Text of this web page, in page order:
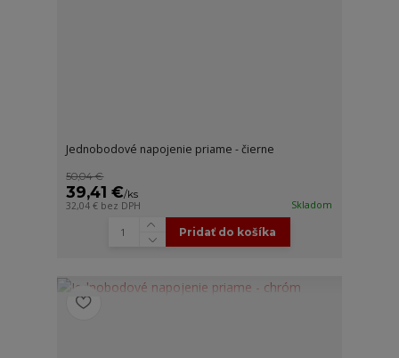
Jednobodové napojenie priame - čierne
50,04 €
39,41 €/ks
32,04 € bez DPH Skladom
Pridať do košíka